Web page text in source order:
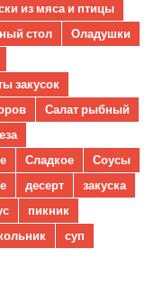
из мяса и птицы
стол
Оладушки
закусок
Салат рыбный
Сладкое
Соусы
десерт
закуска
пикник
суп